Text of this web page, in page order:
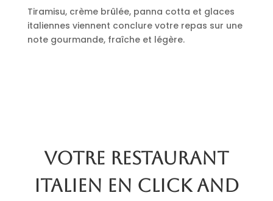
Tiramisu, crème brûlée, panna cotta et glaces
italiennes viennent conclure votre repas sur une
note gourmande, fraîche et légère.
Votre restaurant
italien en click and